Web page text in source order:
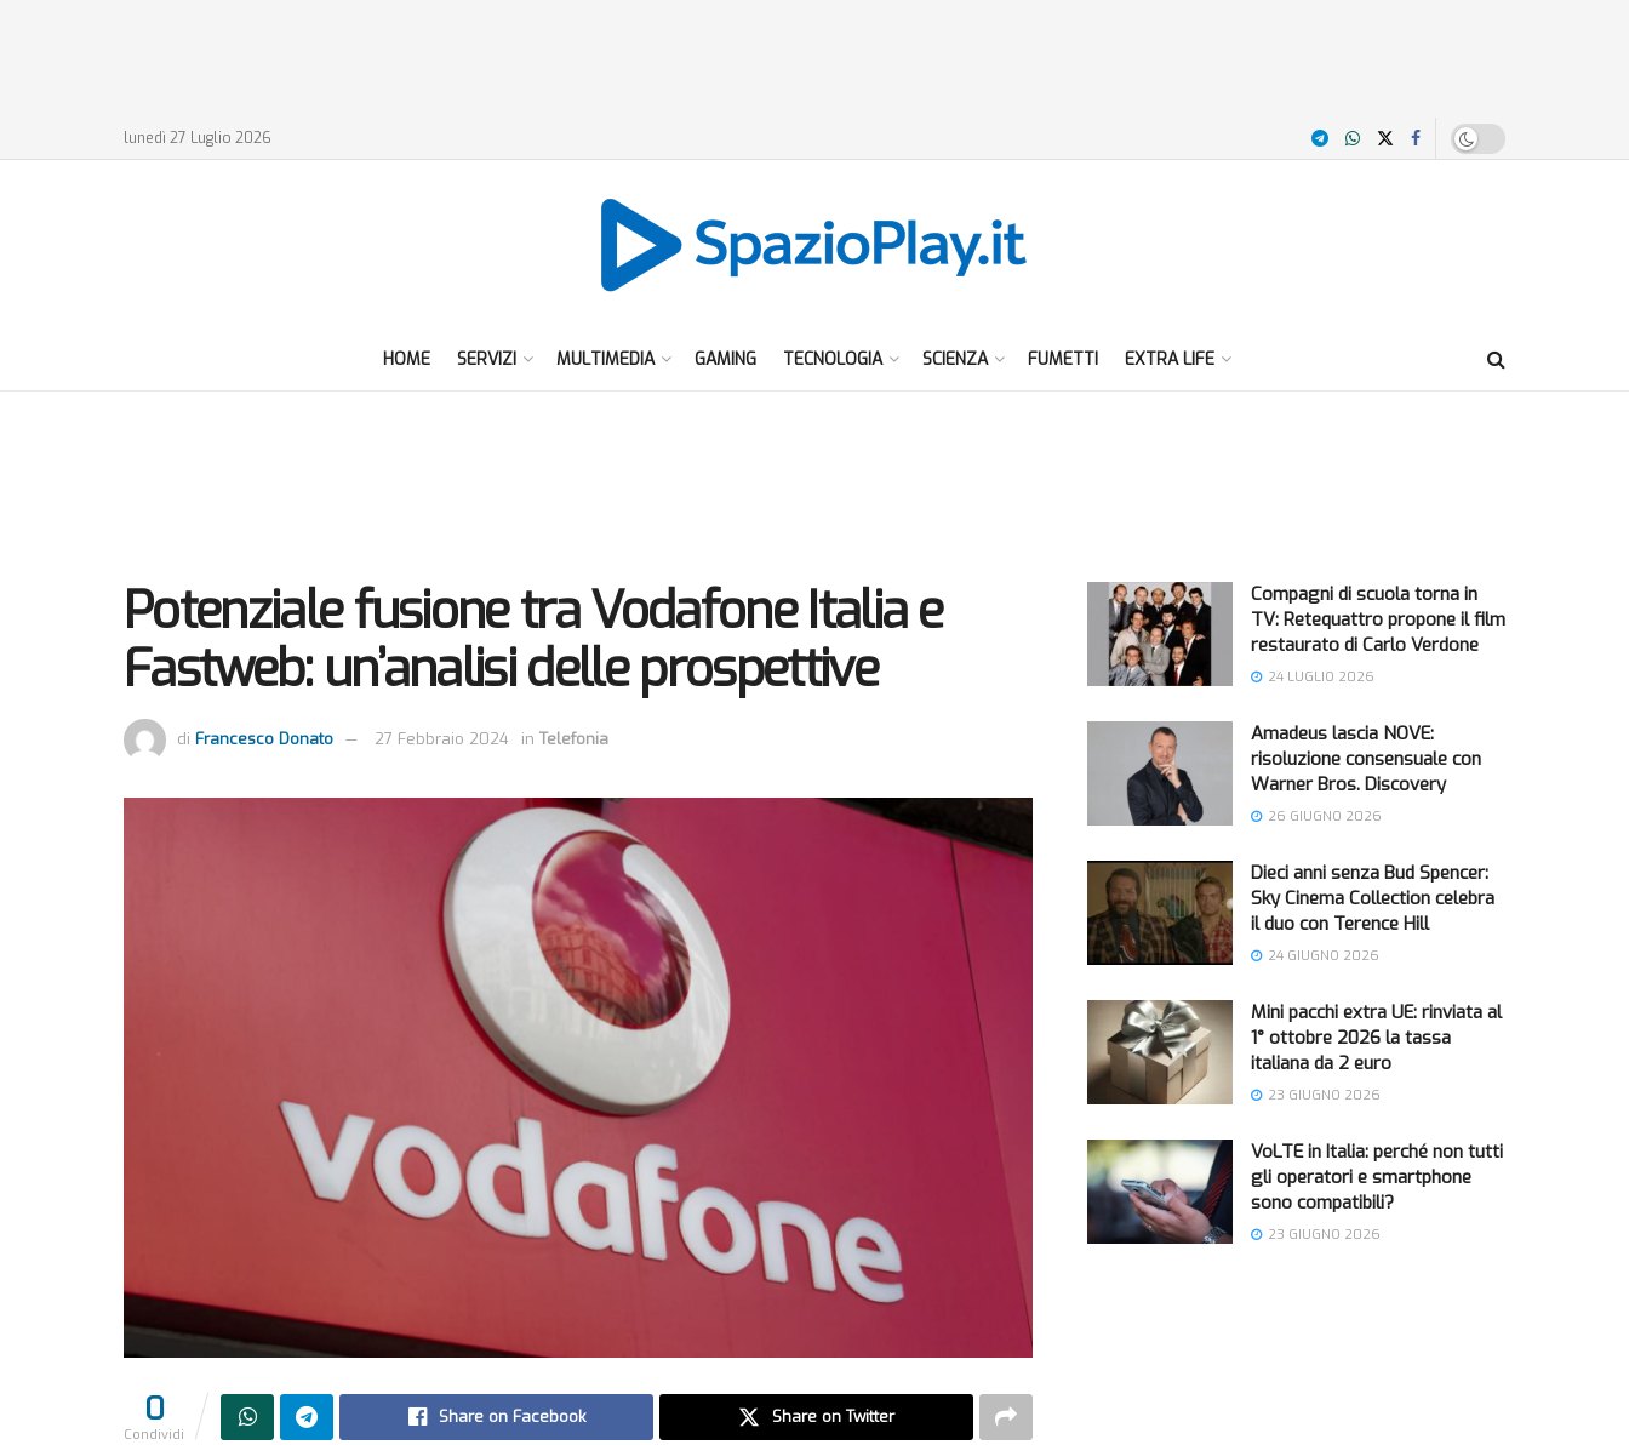
lunedì 27 Luglio 2026
HOME SERVIZI MULTIMEDIA GAMING TECNOLOGIA SCIENZA FUMETTI EXTRA LIFE
Potenziale fusione tra Vodafone Italia e
Fastweb: un’analisi delle prospettive
di Francesco Donato 27 Febbraio 2024 in Telefonia
0
Condividi
Share on Facebook Share on Twitter
Compagni di scuola torna in
TV: Retequattro propone il film
restaurato di Carlo Verdone
24 LUGLIO 2026
Amadeus lascia NOVE:
risoluzione consensuale con
Warner Bros. Discovery
26 GIUGNO 2026
Dieci anni senza Bud Spencer:
Sky Cinema Collection celebra
il duo con Terence Hill
24 GIUGNO 2026
Mini pacchi extra UE: rinviata al
1° ottobre 2026 la tassa
italiana da 2 euro
23 GIUGNO 2026
VoLTE in Italia: perché non tutti
gli operatori e smartphone
sono compatibili?
23 GIUGNO 2026